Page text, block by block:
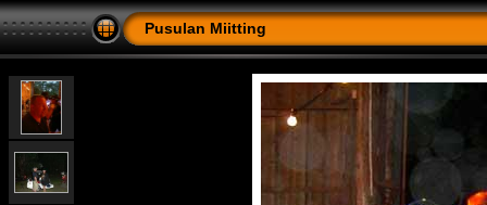
Pusulan Miitting